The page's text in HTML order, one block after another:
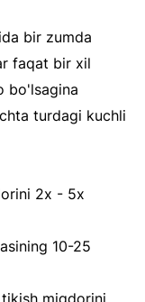
bir zumda
faqat bir xil
bo'lsagina
turdagi kuchli
2x - 5x
10-25